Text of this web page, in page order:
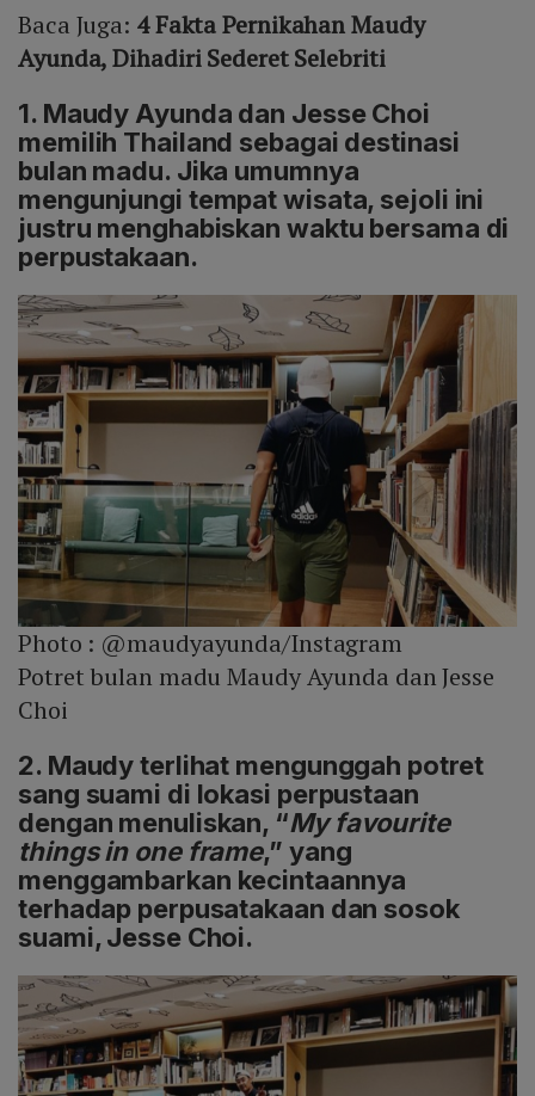
Baca Juga: 4 Fakta Pernikahan Maudy
Ayunda, Dihadiri Sederet Selebriti
1. Maudy Ayunda dan Jesse Choi
memilih Thailand sebagai destinasi
bulan madu. Jika umumnya
mengunjungi tempat wisata, sejoli ini
justru menghabiskan waktu bersama di
perpustakaan.
Photo : @maudyayunda/Instagram
Potret bulan madu Maudy Ayunda dan Jesse
Choi
2. Maudy terlihat mengunggah potret
sang suami di lokasi perpustaan
dengan menuliskan, “My favourite
things in one frame,” yang
menggambarkan kecintaannya
terhadap perpusatakaan dan sosok
suami, Jesse Choi.